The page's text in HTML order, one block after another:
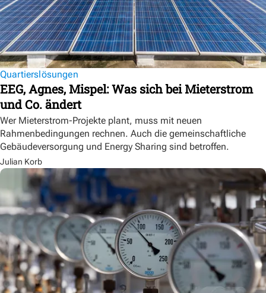
Quartierslösungen
EEG, Agnes, Mispel: Was sich bei Mieterstrom
und Co. ändert
Wer Mieterstrom-Projekte plant, muss mit neuen
Rahmenbedingungen rechnen. Auch die gemeinschaftliche
Gebäudeversorgung und Energy Sharing sind betroffen.
Julian Korb